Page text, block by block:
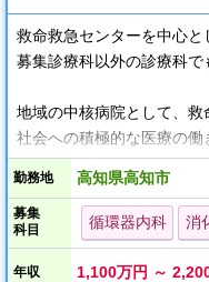
救命救急センターを中心と
募集診療科以外の診療科で
地域の中核病院として、
社会への積極的な医療の
す。
JR高知駅北側に位置し、
圏内に隣接しており生活
また、JR高知駅周辺の都
勤務地 高知県高知市
募集
科目
循環器内科 消
年収 1,100万円 ～